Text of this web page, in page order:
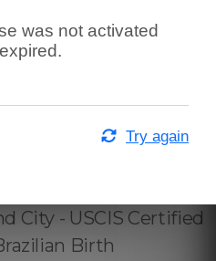
was not activated
Try again